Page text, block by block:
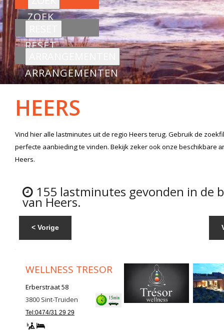
ZOEK
RESET
ARRANGEMENTEN
HEERS
Vind hier alle lastminutes uit de regio Heersterug. Gebruik de
perfecte aanbieding te vinden. Bekijk zeker ook onze beschikbare
Heers.
155 lastminutes gevonden in de
van Heers.
< Vorige
WELLNESS TRESOR
Erberstraat 58
3800 Sint-Truiden
Tel:0474/31 29 29